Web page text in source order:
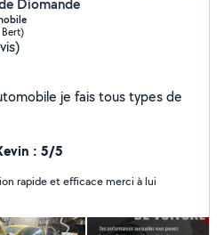
Diomande
Bert)
je fais tous types de
: 5/5
rapide et efficace merci à lui